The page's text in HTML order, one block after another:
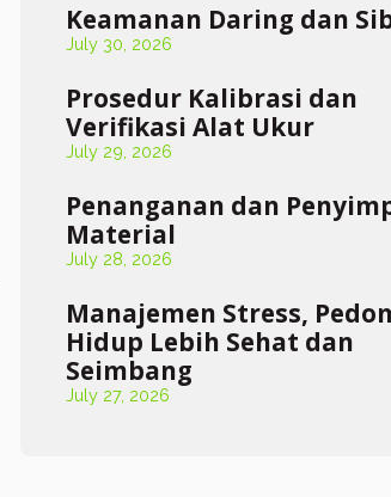
Keamanan Daring dan
July 30, 2026
Prosedur Kalibrasi dan
Verifikasi Alat Ukur
July 29, 2026
Penanganan dan
Material
July 28, 2026
Manajemen Stress,
Hidup Lebih Sehat dan
Seimbang
July 27, 2026